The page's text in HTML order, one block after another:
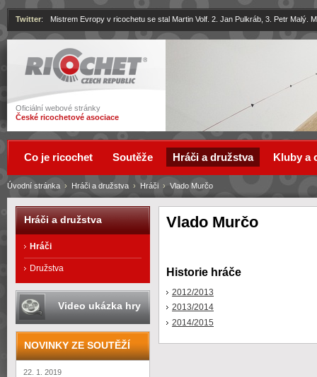
Ricochet
Oficiální webové stránky
České ricochetové asociace
Twitter: Mistrem Evropy v ricochetu se stal Martin Volf. 2. Jan Pulkráb, 3. Petr Malý.
Vlado Murčo
Historie hráče
2012/2013
2013/2014
2014/2015
Úvodní stránka › Hráči a družstva › Hráči › Vlado Murčo
Co je ricochet Soutěže Hráči a družstva Kluby a
Hráči a družstva
Hráči
Družstva
Video ukázka hry
NOVINKY ZE SOUTĚŽÍ
22. 1. 2019